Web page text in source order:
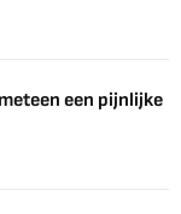
een pijnlijke